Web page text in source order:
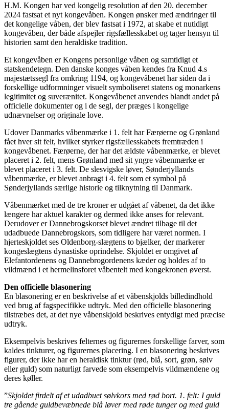
H.M. Kongen har ved kongelig resolution af den 20. december
2024 fastsat et nyt kongevåben. Kongen ønsker med ændringer til
det kongelige våben, der blev fastsat i 1972, at skabe et nutidigt
kongevåben, der både afspejler rigsfællesskabet og tager hensyn til
historien samt den heraldiske tradition.
Et kongevåben er Kongens personlige våben og samtidigt et
statskendetegn. Den danske konges våben kendes fra Knud 4.s
majestætssegl fra omkring 1194, og kongevåbenet har siden da i
forskellige udformninger visuelt symboliseret statens og monarkens
legitimitet og suverænitet. Kongevåbenet anvendes blandt andet på
officielle dokumenter og i de segl, der præges i kongelige
udnævnelser og originale love.
Udover Danmarks våbenmærke i 1. felt har Færøerne og Grønland
fået hver sit felt, hvilket styrker rigsfællesskabets fremtræden i
kongevåbenet. Færøerne, der har det ældste våbenmærke, er blevet
placeret i 2. felt, mens Grønland med sit yngre våbenmærke er
blevet placeret i 3. felt. De slesvigske løver, Sønderjyllands
våbenmærke, er blevet anbragt i 4. felt som et symbol på
Sønderjyllands særlige historie og tilknytning til Danmark.
Våbenmærket med de tre kroner er udgået af våbenet, da det ikke
længere har aktuel karakter og dermed ikke anses for relevant.
Derudover er Dannebrogskorset blevet ændret tilbage til det
udadbuede Dannebrogskors, som tidligere har været normen. I
hjerteskjoldet ses Oldenborg-slægtens to bjælker, der markerer
kongeslægtens dynastiske oprindelse. Skjoldet er omgivet af
Elefantordenens og Dannebrogordenens kæder og holdes af to
vildmænd i et hermelinsforet våbentelt med kongekronen øverst.
Den officielle blasonering
En blasonering er en beskrivelse af et våbenskjolds billedindhold
ved brug af fagspecifikke udtryk. Med den officielle blasonering
tilstræbes det, at det nye våbenskjold beskrives entydigt med præcise
udtryk.
Eksempelvis beskrives felternes og figurernes forskellige farver, som
kaldes tinkturer, og figurernes placering. I en blasonering beskrives
figurer, der ikke har en heraldisk tinktur (rød, blå, sort, grøn, sølv
eller guld) som naturligt farvede som eksempelvis vildmændene og
deres køller.
”Skjoldet firdelt af et udadbuet sølvkors med rød bort. 1. felt: I guld
tre gående guldbevæbnede blå løver med røde tunger og med guld